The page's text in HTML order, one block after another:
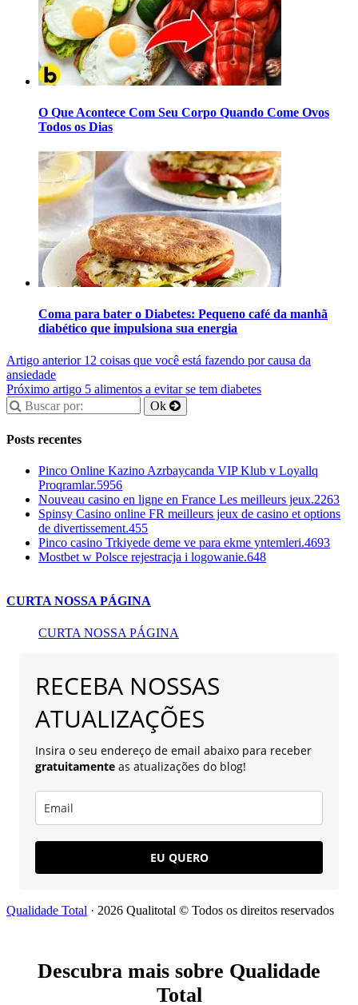
O Que Acontece Com Seu Corpo Quando Come Ovos
Todos os Dias
Coma para bater o Diabetes: Pequeno café da manhã
diabético que impulsiona sua energia
Artigo anterior12 coisas que você está fazendo por causa da
ansiedade
Próximo artigo 5 alimentos a evitar se tem diabetes
Posts recentes
Pinco Online Kazino Azrbaycanda VIP Klub v Loyallq
Proqramlar.5956
Nouveau casino en ligne en France Les meilleurs jeux.2263
Spinsy Casino online FR meilleurs jeux de casino et options
de divertissement.455
Pinco casino Trkiyede deme ve para ekme yntemleri.4693
Mostbet w Polsce rejestracja i logowanie.648
CURTA NOSSA PÁGINA
CURTA NOSSA PÁGINA
RECEBA NOSSAS
ATUALIZAÇÕES
Insira o seu endereço de email abaixo para receber
gratuitamente as atualizações do blog!
EU QUERO
Qualidade Total · 2026 Qualitotal © Todos os direitos reservados
Descubra mais sobre Qualidade
Total